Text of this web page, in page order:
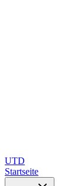
UTD
Startseite